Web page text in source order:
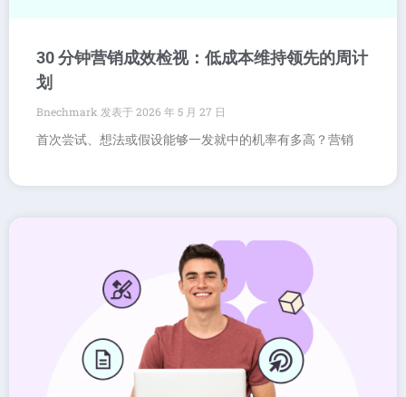
30 分钟营销成效检视：低成本维持领先的周计
划
Bnechmark
2026 年 5 月 27 日
首次尝试、想法或假设能够一发就中的机率有多高？营销